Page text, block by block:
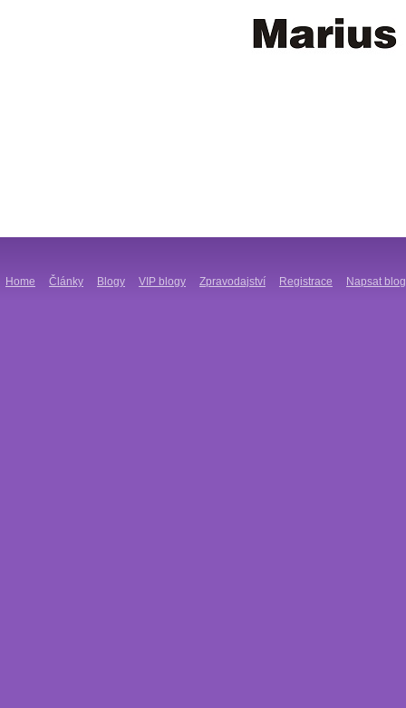
Home Články Blogy VIP blogy Zpravodajství Registrace Napsat blog